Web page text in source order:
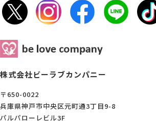
株式会社ビーラブカンパニー
〒650-0022
兵庫県神戸市中央区元町通3丁目9-8
パルパローレビル3F